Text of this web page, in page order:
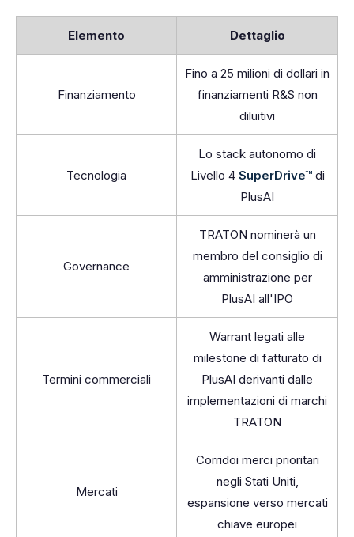
Elemento Dettaglio
Finanziamento
Fino a 25 milioni di dollari in
finanziamenti R&S non
diluitivi
Tecnologia
Lo stack autonomo di
Livello 4 SuperDrive™di
PlusAI
Governance
TRATON nominerà un
membro del consiglio di
amministrazione per
PlusAI all'IPO
Termini commerciali
Warrant legati alle
milestone di fatturato di
PlusAI derivanti dalle
implementazioni di marchi
TRATON
Mercati
Corridoi merci prioritari
negli Stati Uniti,
espansione verso mercati
chiave europei